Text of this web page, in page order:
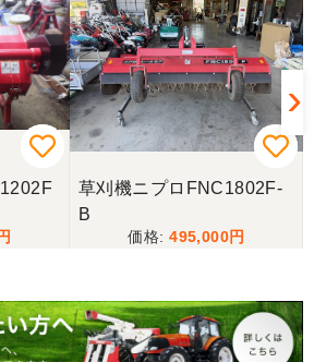
のバインダーを探していて、金額も
内だったのですぐに決めました！ それ
という所も大きな決め手で、良い買
非常に満足しております。
史
速な対応ありがとうございました。た
載の配達の受け取りについてタイム
とまどいましたので、星をひとつの
草刈機ニプロFNC1802F-
B
495,000